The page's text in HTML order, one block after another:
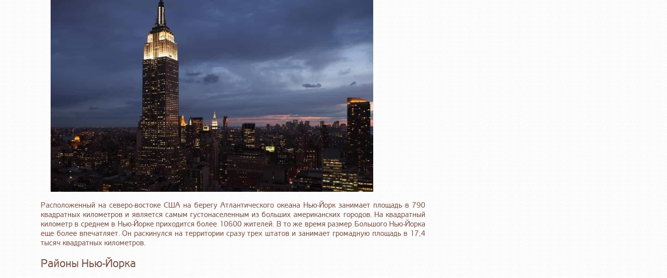
Расположенный на северо-востоке США на берегу Атлантического океана Нью-Йорк занимает площадь в 790
квадратных километров и является самым густонаселенным из больших американских городов. На квадратный
километр в среднем в Нью-Йорке приходится более 10600 жителей. В то же время размер Большого Нью-Йорка
еще более впечатляет. Он раскинулся на территории сразу трех штатов и занимает громадную площадь в 17,4
тысяч квадратных километров.
Районы Нью-Йорка